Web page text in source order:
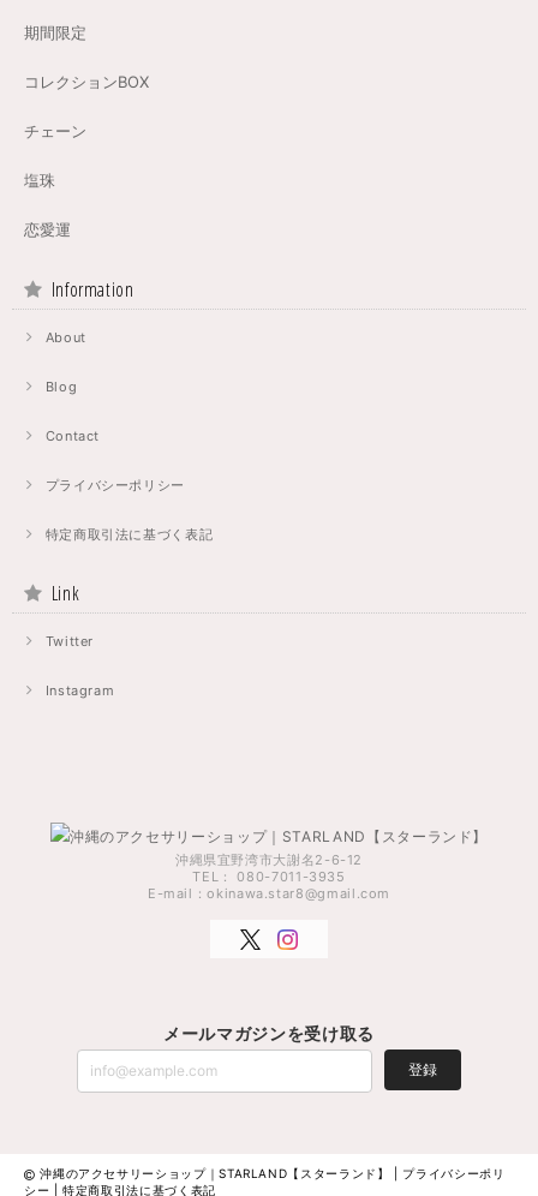
期間限定
コレクションBOX
チェーン
塩珠
恋愛運
Information
About
Blog
Contact
プライバシーポリシー
特定商取引法に基づく表記
Link
Twitter
Instagram
沖縄県宜野湾市大謝名2-6-12
TEL： 080-7011-3935
E-mail：okinawa.star8@gmail.com
メールマガジンを受け取る
登録
沖縄のアクセサリーショップ｜STARLAND【スターランド】 | プライバシーポリ
シー
|特定商取引法に基づく表記